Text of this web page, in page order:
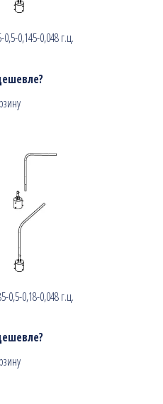
0,145-0,048 г.ц.
0,5-0,18-0,048 г.ц.